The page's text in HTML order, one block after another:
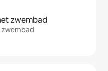
zwembad